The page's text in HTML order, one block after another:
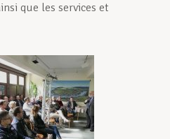
que les services et